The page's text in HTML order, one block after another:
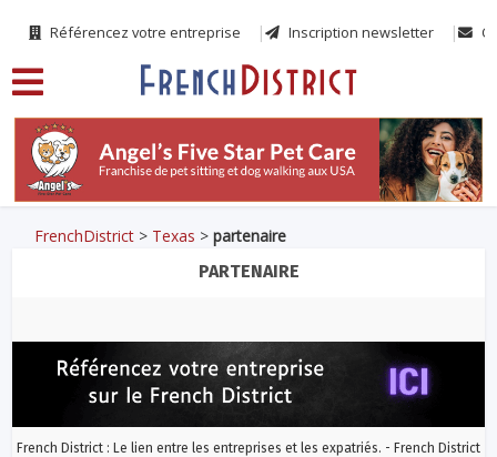
Référencez votre entreprise Inscription newsletter
FrenchDistrict > Texas >partenaire
PARTENAIRE
French District : Le lien entre les entreprises et les expatriés. - French District